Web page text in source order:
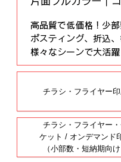
チラシ・フライヤー
チラシ・フライヤー
ケット / オンデマンド
（小部数・短納期向け